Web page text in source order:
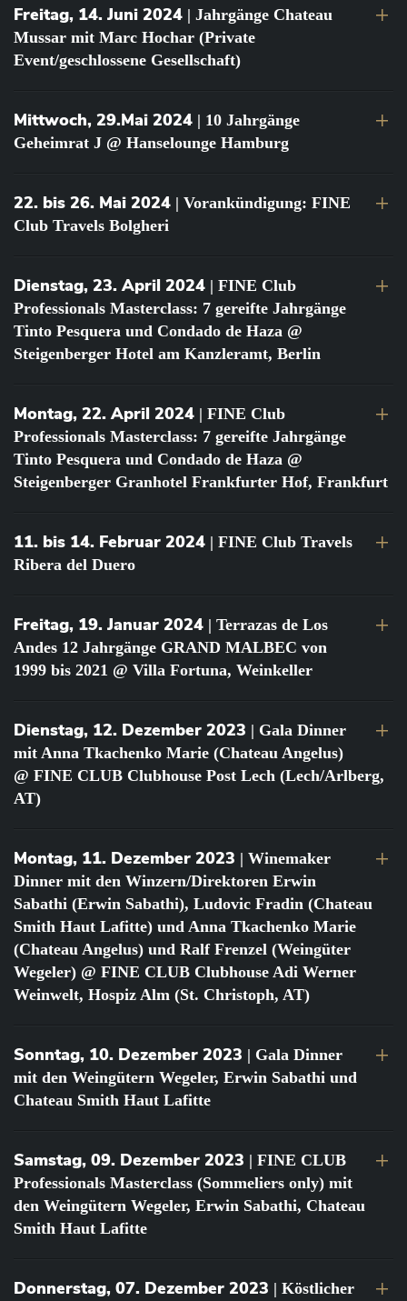
Freitag, 14. Juni 2024 | Jahrgänge Chateau
Mussar mit Marc Hochar (Private
Event/geschlossene Gesellschaft)
Mittwoch, 29.Mai 2024 | 10 Jahrgänge
Geheimrat J @ Hanselounge Hamburg
22. bis 26. Mai 2024 | Vorankündigung: FINE
Club Travels Bolgheri
Dienstag, 23. April 2024 | FINE Club
Professionals Masterclass: 7 gereifte Jahrgänge
Tinto Pesquera und Condado de Haza @
Steigenberger Hotel am Kanzleramt, Berlin
Montag, 22. April 2024 | FINE Club
Professionals Masterclass: 7 gereifte Jahrgänge
Tinto Pesquera und Condado de Haza @
Steigenberger Granhotel Frankfurter Hof, Frankfurt
11. bis 14. Februar 2024 | FINE Club Travels
Ribera del Duero
Freitag, 19. Januar 2024 | Terrazas de Los
Andes 12 Jahrgänge GRAND MALBEC von
1999 bis 2021 @ Villa Fortuna, Weinkeller
Dienstag, 12. Dezember 2023 | Gala Dinner
mit Anna Tkachenko Marie (Chateau Angelus)
@ FINE CLUB Clubhouse Post Lech (Lech/Arlberg,
AT)
Montag, 11. Dezember 2023 | Winemaker
Dinner mit den Winzern/Direktoren Erwin
Sabathi (Erwin Sabathi), Ludovic Fradin (Chateau
Smith Haut Lafitte) und Anna Tkachenko Marie
(Chateau Angelus) und Ralf Frenzel (Weingüter
Wegeler) @ FINE CLUB Clubhouse Adi Werner
Weinwelt, Hospiz Alm (St. Christoph, AT)
Sonntag, 10. Dezember 2023 | Gala Dinner
mit den Weingütern Wegeler, Erwin Sabathi und
Chateau Smith Haut Lafitte
Samstag, 09. Dezember 2023 | FINE CLUB
Professionals Masterclass (Sommeliers only) mit
den Weingütern Wegeler, Erwin Sabathi, Chateau
Smith Haut Lafitte
Donnerstag, 07. Dezember 2023 | Köstlicher